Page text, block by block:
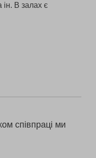
ін. В залах є
співпраці ми